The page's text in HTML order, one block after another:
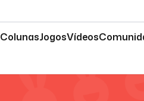
ColunasJogosVídeos